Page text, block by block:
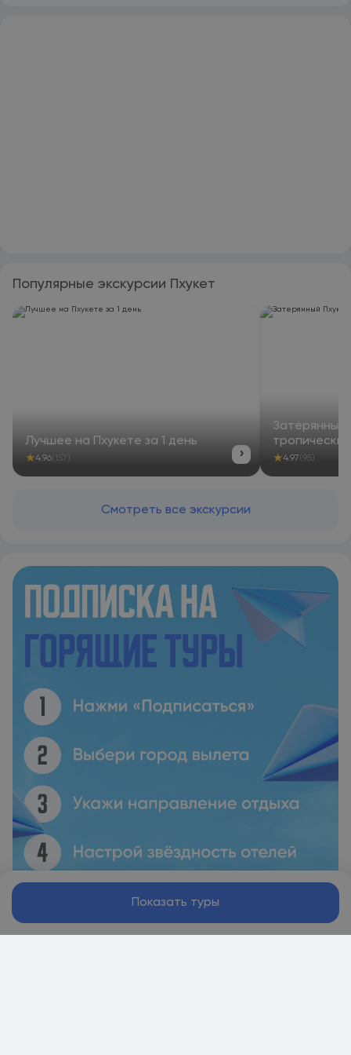
Популярные экскурсии Пхукет
Лучшее на Пхукете за 1 день
★4.96 (157) ›
Затерянный
★4.97 (95)
Смотреть все экскурсии
Показать туры